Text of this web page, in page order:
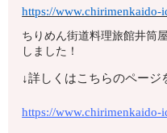
https://www.chirimenkaido-
ちりめん街道料理旅館井筒
しました！
↓詳しくはこちらのページ
https://www.chirimenkaido-